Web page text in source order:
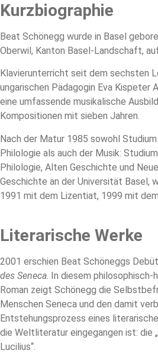
Kurzbiographie
Beat Schönegg wurde in Basel
Oberwil, Kanton Basel-Landschaft,
Klavierunterricht seit dem sechsten
ungarischen Pädagogin Eva Kispeter
eine umfassende musikalische
Kompositionen mit sieben Jahren.
Nach der Matur 1985 sowohl
Philologie als auch der Musik:
Philologie, Alten Geschichte und
Geschichte an der Universität Basel,
1991 mit dem Lizentiat, 1999 mit
Literarische Werke
2001 erschien Beat Schöneggs
des Seneca . In diesem philosophisch-
Roman zeigt Schönegg die
Menschen Seneca und den damit
Entstehungsprozess eines
die Weltliteratur eingegangen ist: die
Lucilius“.